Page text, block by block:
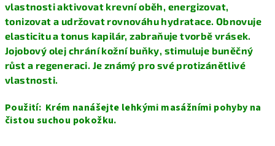
vlastnosti aktivovat krevní oběh, energizovat,
tonizovat a udržovat rovnováhu hydratace. Obnovuje
elasticitu a tonus kapilár, zabraňuje tvorbě vrásek.
Jojobový olej chrání kožní buňky, stimuluje buněčný
růst a regeneraci. Je známý pro své protizánětlivé
vlastnosti.
Použití: Krém nanášejte lehkými masážními pohyby na
čistou suchou pokožku.